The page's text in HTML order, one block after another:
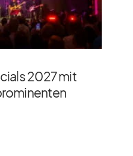
2027 mit